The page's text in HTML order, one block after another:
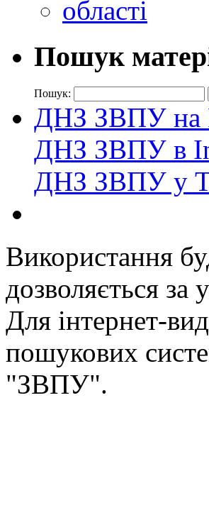
Пошук
Пошук:
ДНЗ ЗВПУ на
ДНЗ ЗВПУ в
ДНЗ ЗВПУ у
Використання
дозволяється
Для інтернет-
пошукових
"ЗВПУ".